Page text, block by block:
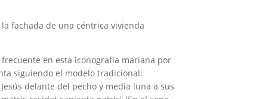
fachada de una céntrica vivienda
en esta iconografía mariana por
siguiendo el modelo tradicional:
delante del pecho y media luna a sus